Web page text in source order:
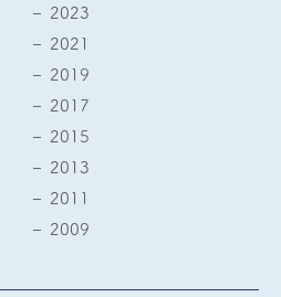
2023
2021
2019
2017
2015
2013
2011
2009